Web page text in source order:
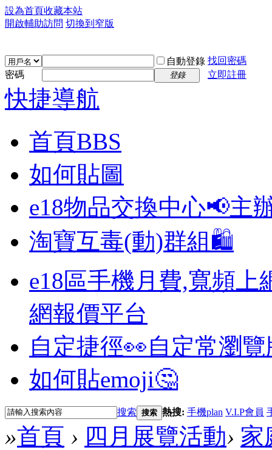
設為首頁收藏本站
開啟輔助訪問 切換到窄版
自動登錄 找回密碼
密碼
登錄 立即註冊
快捷導航
首頁BBS
如何貼圖
e18物品交換中心📢主
淘寶互毒(動)群組🛍️
e18區手機月費,寬頻上
網報價平台
自定捷徑👀自定常瀏
如何貼emoji🤔
搜索 搜索 熱搜: 手機plan V.I.P會員
»首頁 › 四月展覽活動› 家